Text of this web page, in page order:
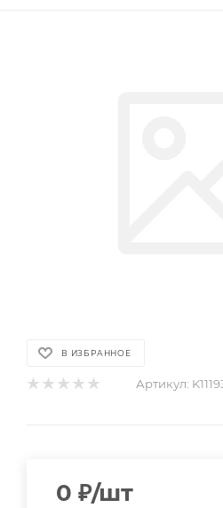
В ИЗБРАННОЕ
Артикул:
0 ₽/шт